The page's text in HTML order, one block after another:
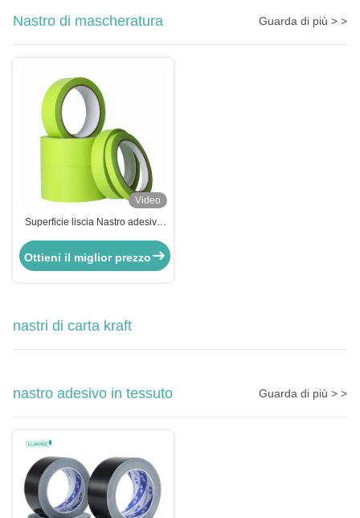
Nastro di mascheratura Guarda di più > >
Video
Superficie liscia Nastro adesivo
Ottieni il miglior prezzo
nastri di carta kraft
nastro adesivo in tessuto Guarda di più > >